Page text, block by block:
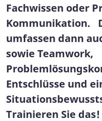
Fachwissen oder
Kommunikation.
umfassen dann
sowie Teamwork,
Entschlüsse und
Trainieren Sie